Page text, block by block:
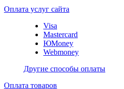
Оплата услуг сайта
Visa
Mastercard
ЮMoney
Webmoney
Другие способы оплаты
Оплата товаров